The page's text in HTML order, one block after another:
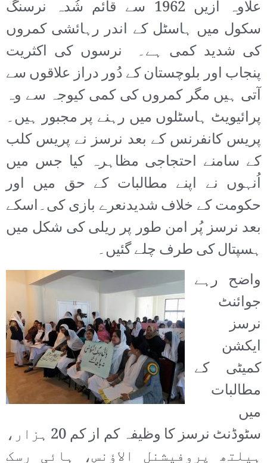
علاوہ ازیں 1962 سے قائم شُدہ نرسنگ
سکول میں ہاسٹل کے اندر رہائشی کمروں
کی شدید کمی ہے۔ نرسوں کی اکثریت
پنجاب اور بلوچستان کے دُور دراز علاقوں سے
آتی ہیں مگر کمروں کی کمی کیوجہ سے وہ
پرائیویٹ ہاسٹلوں میں رہنے پر مجبور ہیں۔
پریس کانفرنس کے بعد نرسز نے پریس کلب
کے سامنے احتجاجی مظاہرہ کیا جس میں
اُنہوں نے اپنے مطالبات کے حق میں اور
حکومت کے خلاف شدیدنعرے بازی کی۔اسکے
بعد نرسز پُر امن طور پر ریلی کی شکل میں
ہسپتال کی طرف چلے گئیں۔
واضح رہے
جوائنٹ
نرسز
ایکشن
کمیٹی کے
مطالبات
میں
سٹوڈنٹ نرسز کا وظیفہ کم از کم 20 ہزار،
ہیلتھ پروفیشنل الاؤنس، ہائی رسک